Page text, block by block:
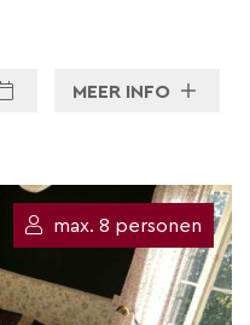
MEER INFO
max. 8 personen